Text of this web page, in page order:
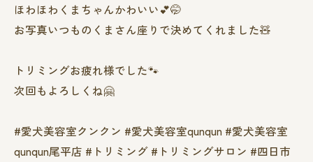
ほわほわくまちゃんかわいい💕🤭
お写真いつものくまさん座りで決めてくれました🧸
トリミングお疲れ様でした🐾
次回もよろしくね🤗
#愛犬美容室クンクン #愛犬美容室qunqun #愛犬美容室
qunqun尾平店 #トリミング #トリミングサロン #四日市